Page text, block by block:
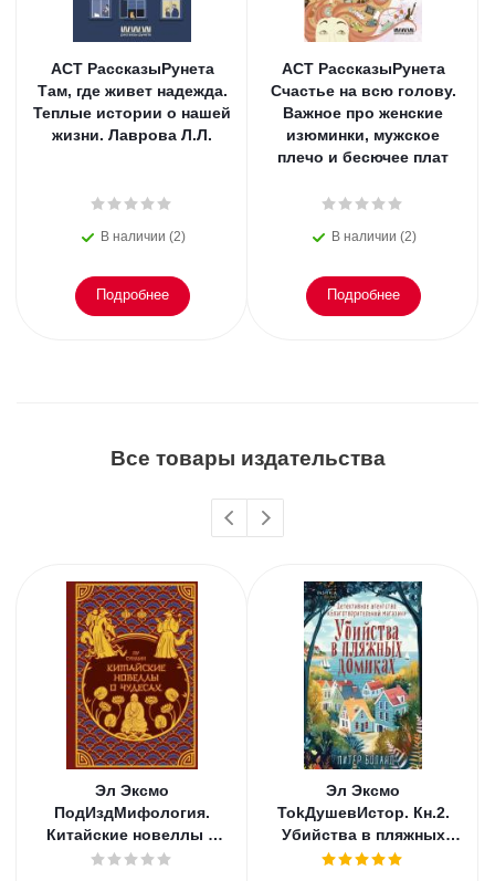
АСТ РассказыРунета
Там, где живет надежда.
Теплые истории о нашей
жизни. Лаврова Л.Л.
В наличии (2)
Подробнее
АСТ РассказыРунета
Счастье на всю голову.
Важное про женские
изюминки, мужское
плечо и бесючее плат
В наличии (2)
Подробнее
Все товары издательства
Эл Эксмо
ПодИздМифология.
Китайские новеллы о
чудесах. Коллекционное
Эл Эксмо
TokДушевИстор. Кн.2.
Убийства в пляжных
домиках.